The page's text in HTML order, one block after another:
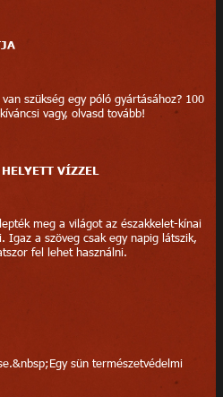
szükség egy póló gyártásához? 100
vagy, olvasd tovább!
VÍZZEL
meg a világot az északkelet-kínai
Igaz a szöveg csak egy napig látszik,
fel lehet használni.
sün természetvédelmi